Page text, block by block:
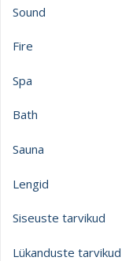
Sound
Fire
Spa
Bath
Sauna
Lengid
Siseuste tarvikud
Lükanduste tarvikud